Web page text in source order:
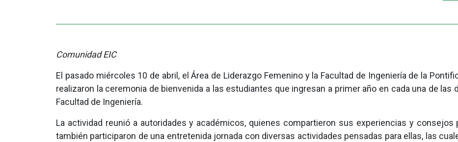
Comunidad EIC
El pasado miércoles 10 de abril, el Área de Liderazgo Femenino y la Facultad de Ingeniería de la
realizaron la ceremonia de bienvenida a las estudiantes que ingresan a primer año en cada una de
Facultad de Ingeniería.
La actividad reunió a autoridades y académicos, quienes compartieron sus experiencias y consejos
también participaron de una entretenida jornada con diversas actividades pensadas para ellas, las